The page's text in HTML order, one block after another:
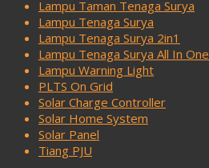
Lampu Taman Tenaga Surya
Lampu Tenaga Surya
Lampu Tenaga Surya 2in1
Lampu Tenaga Surya All In One
Lampu Warning Light
PLTS On Grid
Solar Charge Controller
Solar Home System
Solar Panel
Tiang PJU